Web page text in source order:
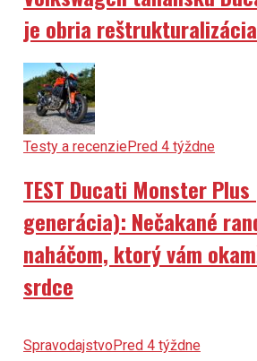
je obria
Testy a recenziePred 4 týždne
TEST Ducati Monster Plus
generácia): Nečakané
naháčom, ktorý vám
srdce
SpravodajstvoPred 4 týždne